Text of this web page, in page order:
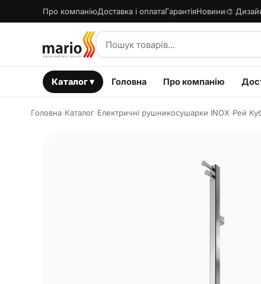
Про компаніюДоставка і оплатаГарантіяНовини🎨
Каталог ▾ Головна Про компанію
Головна Каталог Електричні рушникосушарки INOX Рей